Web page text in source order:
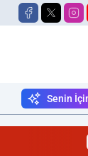
Senin